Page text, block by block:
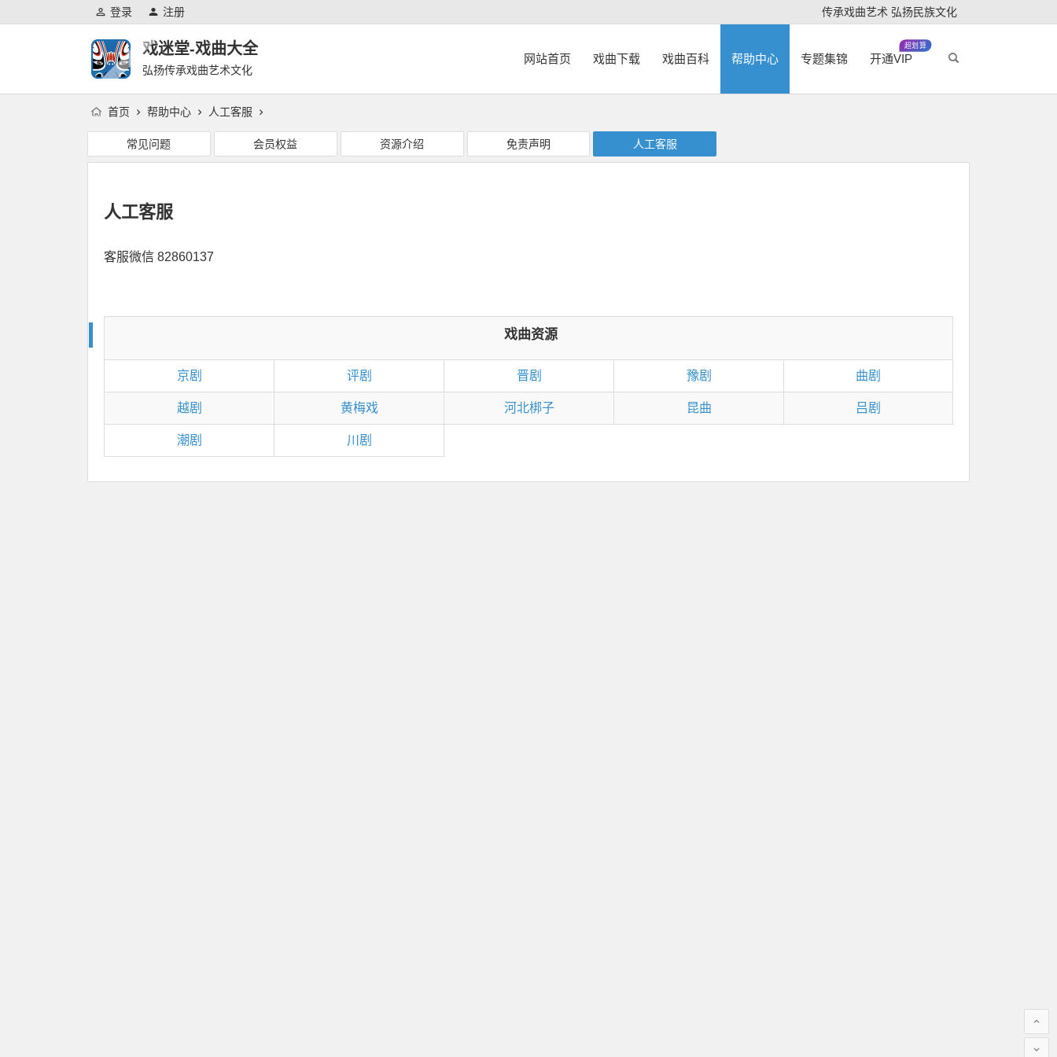
登录 注册 传承戏曲艺术 弘扬民族文化
戏迷堂-戏曲大全
弘扬传承戏曲艺术文化
网站首页 戏曲下载 戏曲百科 帮助中心 专题集锦 开通VIP
超划算
首页 帮助中心 人工客服
常见问题 会员权益 资源介绍 免责声明 人工客服
人工客服
客服微信 82860137
戏曲资源
京剧 评剧 晋剧 豫剧 曲剧
越剧 黄梅戏 河北梆子 昆曲 吕剧
潮剧 川剧